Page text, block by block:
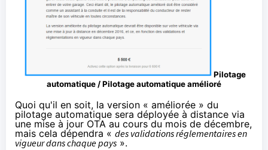
Pilotage
automatique / Pilotage automatique amélioré
Quoi qu'il en soit, la version « améliorée » du
pilotage automatique sera déployée à distance via
une mise à jour OTA au cours du mois de décembre,
mais cela dépendra « des validations réglementaires en
vigueur dans chaque pays ».